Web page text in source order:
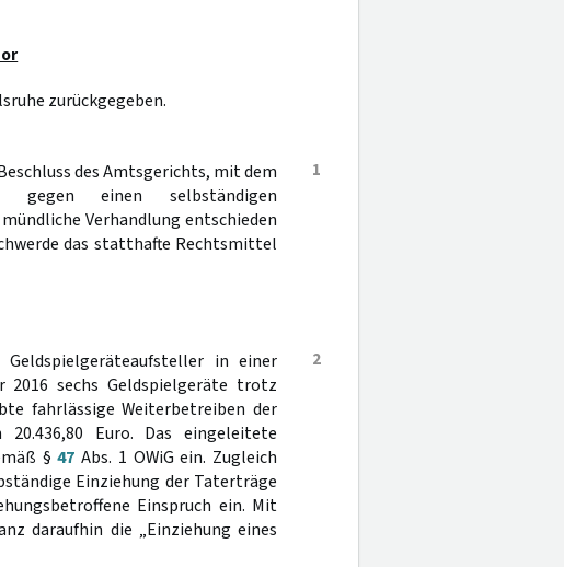
zurückgegeben.
1
des Amtsgerichts, mit dem
gegen einen selbständigen
mündliche Verhandlung entschieden
das statthafte Rechtsmittel
2
in einer
sechs Geldspielgeräte trotz
fahrlässige Weiterbetreiben der
Euro. Das eingeleitete
§47 Abs. 1 OWiG ein. Zugleich
Einziehung der Taterträge
Einspruch ein. Mit
daraufhin die „Einziehung eines